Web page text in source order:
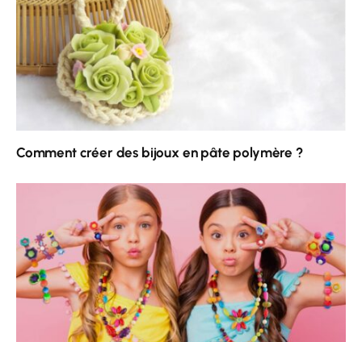
Comment créer des bijoux en pâte polymère ?